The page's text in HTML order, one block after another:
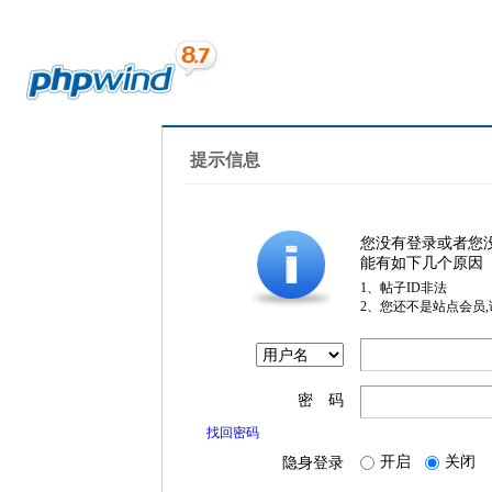
提示信息
您没有登录或者您
能有如下几个原因
1、帖子ID非法
2、您还不是站点会员
密 码
找回密码
隐身登录 开启 关闭